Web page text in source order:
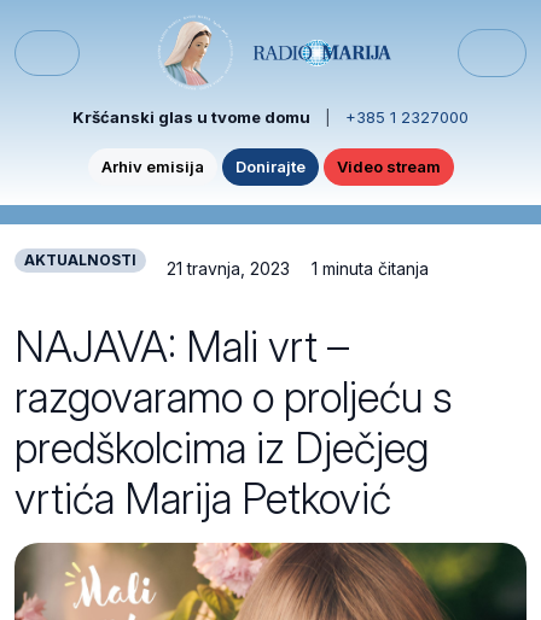
Menu
Kršćanski glas u tvome domu +385 1 2327000
Arhiv emisija Donirajte Video stream
AKTUALNOSTI 21 travnja, 2023 1 minuta čitanja
NAJAVA: Mali vrt –
razgovaramo o proljeću s
predškolcima iz Dječjeg
vrtića Marija Petković